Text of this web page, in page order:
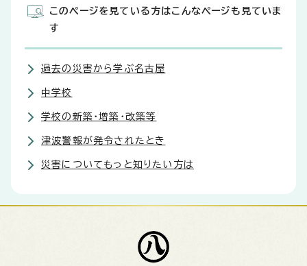
このページを見ている方はこんなページも見ていま
す
過去の災害から学ぶ名古屋
中学校
学校の新築・増築・改築等
津波警報が発令されたとき
災害についてもっと知りたい方は